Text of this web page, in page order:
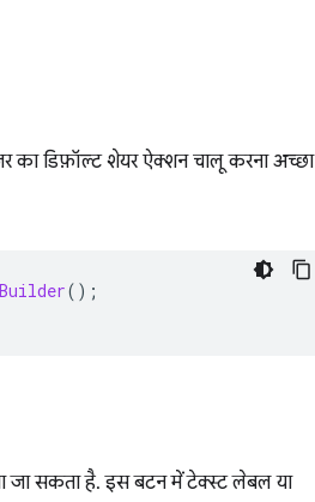
का डिफ़ॉल्ट शेयर ऐक्शन चालू करना अच्छा
Builder();
जा सकता है. इस बटन में टेक्स्ट लेबल या